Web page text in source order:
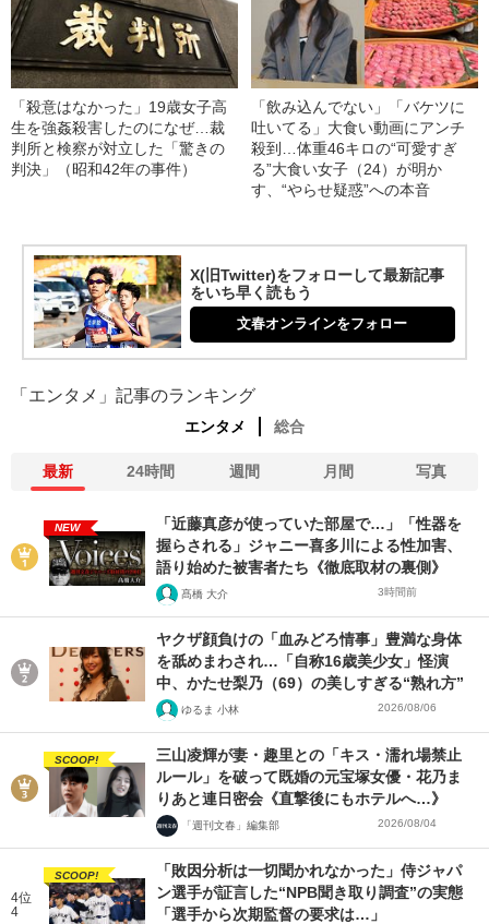
「殺意はなかった」19歳女子高
生を強姦殺害したのになぜ…裁
判所と検察が対立した「驚きの
判決」（昭和42年の事件）
「飲み込んでない」「バケツに
吐いてる」大食い動画にアンチ
殺到…体重46キロの“可愛すぎ
る”大食い女子（24）が明か
す、“やらせ疑惑”への本音
X(旧Twitter)をフォローして最新記事
をいち早く読もう
文春オンラインをフォロー
「エンタメ」記事のランキング
エンタメ 総合
最新 24時間 週間 月間 写真
NEW
「近藤真彦が使っていた部屋で…」「性器を
握らされる」ジャニー喜多川による性加害、
語り始めた被害者たち《徹底取材の裏側》
髙橋 大介 3時間前
ヤクザ顔負けの「血みどろ情事」豊満な身体
を舐めまわされ…「自称16歳美少女」怪演
中、かたせ梨乃（69）の美しすぎる“熟れ方”
ゆるま 小林 2026/08/06
SCOOP!
三山凌輝が妻・趣里との「キス・濡れ場禁止
ルール」を破って既婚の元宝塚女優・花乃ま
りあと連日密会《直撃後にもホテルへ…》
「週刊文春」編集部 2026/08/04
4位
4
SCOOP!
「敗因分析は一切聞かれなかった」侍ジャパ
ン選手が証言した“NPB聞き取り調査”の実態
「選手から次期監督の要求は…」